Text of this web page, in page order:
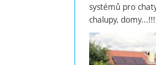
systémů pro
chalupy, domy...!!!